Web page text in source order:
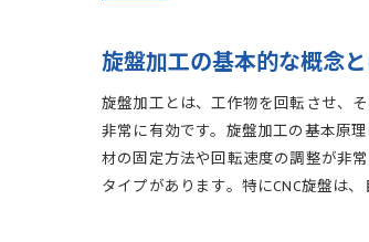
旋盤加工の基本的な概念
旋盤加工とは、工作物を回転させ、
非常に有効です。旋盤加工の基本原
材の固定方法や回転速度の調整が非
タイプがあります。特にCNC旋盤は